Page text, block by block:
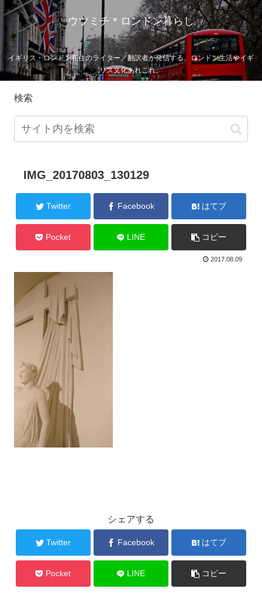
ウツミチ＊ロンドン暮らし
イギリス・ロンドン在住のライター／翻訳者が発信する、ロンドン生活やイギ
リス文化あれこれ。
検索
IMG_20170803_130129
Twitter Facebook はてブ
Pocket LINE コピー
2017.08.09
シェアする
Twitter Facebook はてブ
Pocket LINE コピー